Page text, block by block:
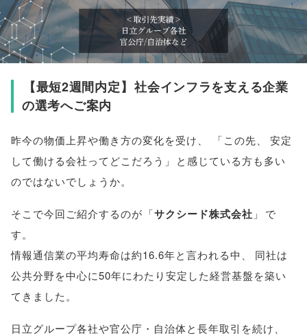
【最短2週間内定】 社会インフラを支える企業
の選考へご案内
昨今の物価上昇や働き方の変化を受け 「この先
安定
して働ける会社ってどこだろう 」
と感じている方も多い
のではないでしょうか。
そこで今回ご紹介するのが 「サクシード株式会社 」
で
す。
情報通信業の平均寿命は約16.6年と言われる中
同社は
公共分野を中心に50年にわたり安定した経営基盤を築い
てきました 。
日立グループ各社や官公庁・自治体と長年取引を続け